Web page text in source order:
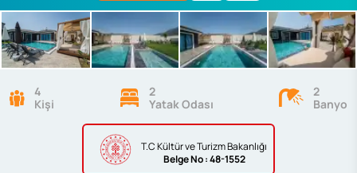
T.C Kültür ve Turizm Bakanlığı
BelgeNo : 48-1552
4
Kişi
2
Yatak Odası
2
Banyo